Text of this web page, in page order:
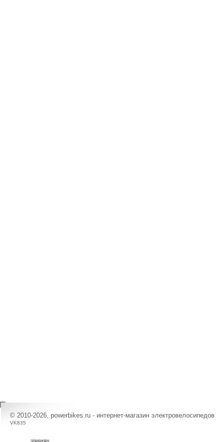
© 2010-2026, powerbikes.ru - интернет-магазин электровелосипедов
VK835